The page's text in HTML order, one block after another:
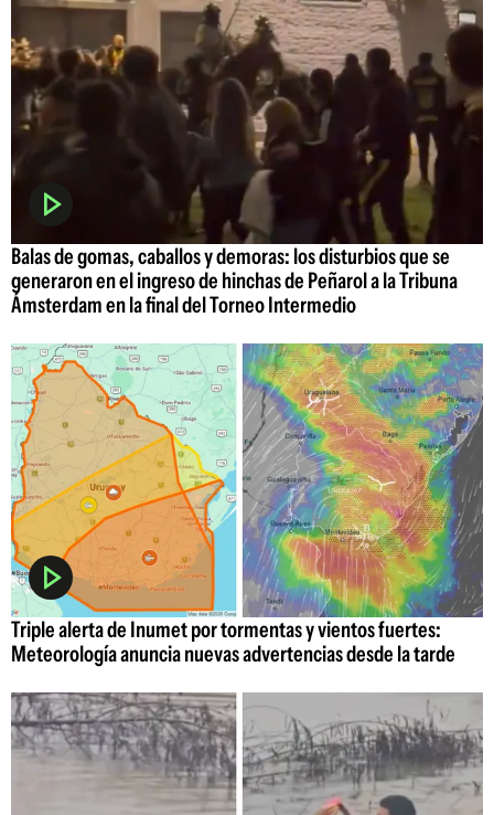
Balas de gomas, caballos y demoras: los disturbios que se
generaron en el ingreso de hinchas de Peñarol a la Tribuna
Ámsterdam en la final del Torneo Intermedio
Triple alerta de Inumet por tormentas y vientos fuertes:
Meteorología anuncia nuevas advertencias desde la tarde